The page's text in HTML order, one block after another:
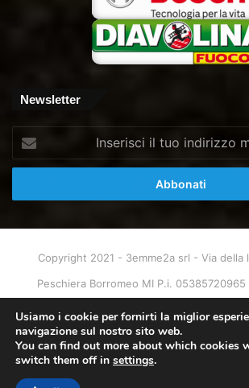
Newsletter
tuo
mail
Copyright 2021 - 3emme2a srl - Via della
Peschiera Borromeo MI P.i. 05385720965
Facebook
X You
Usiamo i cookie per fornirti la miglior
navigazione sul nostro sito web.
You can find out more about which cookies
switch them off in settings.